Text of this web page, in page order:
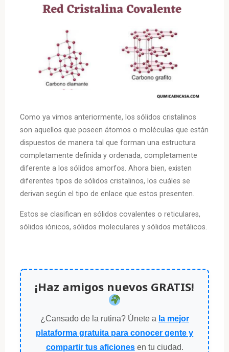
Como ya vimos anteriormente, los sólidos cristalinos
son aquellos que poseen átomos o moléculas que están
dispuestos de manera tal que forman una estructura
completamente definida y ordenada, completamente
diferente a los sólidos amorfos. Ahora bien, existen
diferentes tipos de sólidos cristalinos, los cuáles se
derivan según el tipo de enlace que estos presenten.
Estos se clasifican en sólidos covalentes o reticulares,
sólidos iónicos, sólidos moleculares y sólidos metálicos.
¡Haz amigos nuevos GRATIS!
¿Cansado de la rutina? Únete a la mejor
plataforma gratuita para conocer gente y
compartir tus aficionesen tu ciudad.